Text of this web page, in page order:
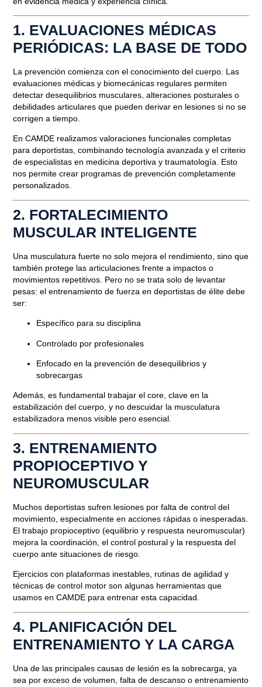
Blog
CÓMO PREVENIR LESIONES EN
DEPORTISTAS DE ÉLITE
1. EVALUACIONES MÉDICAS
PERIÓDICAS: LA BASE DE TODO
La prevención comienza con el conocimiento del cuerpo. Las
evaluaciones médicas y biomecánicas regulares permiten
detectar desequilibrios musculares, alteraciones posturales o
debilidades articulares que pueden derivar en lesiones si no se
corrigen a tiempo.
En CAMDE realizamos valoraciones funcionales completas
para deportistas, combinando tecnología avanzada y el criterio
de especialistas en medicina deportiva y traumatología. Esto
nos permite crear programas de prevención completamente
personalizados.
2. FORTALECIMIENTO
MUSCULAR INTELIGENTE
Una musculatura fuerte no solo mejora el rendimiento, sino que
también protege las articulaciones frente a impactos o
movimientos repetitivos. Pero no se trata solo de levantar
pesas: el entrenamiento de fuerza en deportistas de élite debe
ser:
Específico para su disciplina
Controlado por profesionales
Enfocado en la prevención de desequilibrios y
sobrecargas
Además, es fundamental trabajar elcore, clave en la
estabilización del cuerpo, y no descuidar la musculatura
estabilizadora menos visible pero esencial.
3. ENTRENAMIENTO
PROPIOCEPTIVO Y
NEUROMUSCULAR
Muchos deportistas sufren lesiones por falta de control del
movimiento, especialmente en acciones rápidas o inesperadas.
El trabajo propioceptivo (equilibrio y respuesta neuromuscular)
mejora la coordinación, el control postural y la respuesta del
cuerpo ante situaciones de riesgo.
Ejercicios con plataformas inestables, rutinas de agilidad y
técnicas de control motor son algunas herramientas que
usamos en CAMDE para entrenar esta capacidad.
4. PLANIFICACIÓN DEL
ENTRENAMIENTO Y LA CARGA
Una de las principales causas de lesión es lasobrecarga , ya
sea por exceso de volumen, falta de descanso o entrenamiento